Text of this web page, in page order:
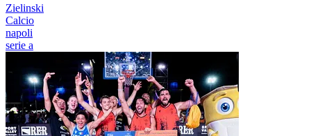
Zielinski
Calcio
napoli
serie a